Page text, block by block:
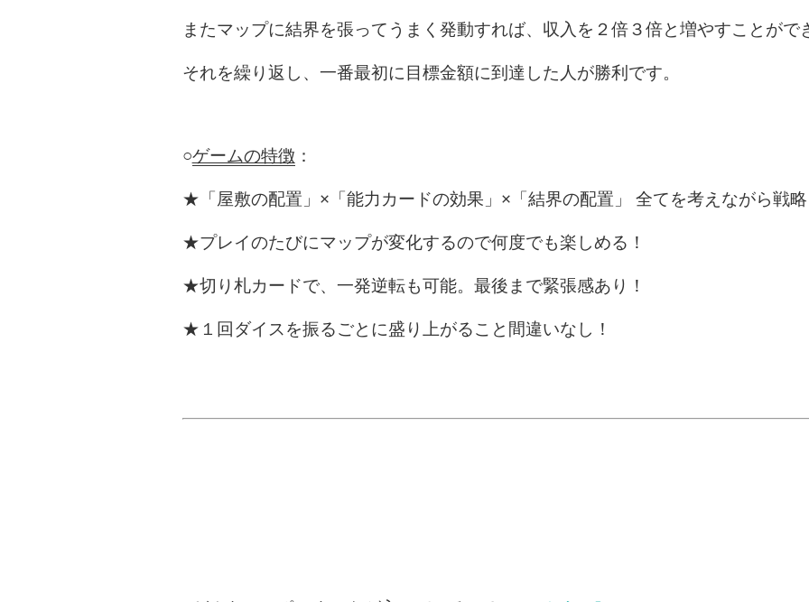
またマップに結界を張ってうまく発動すれば、収入を２倍３倍と増やすことがで
それを繰り返し、一番最初に目標金額に到達した人が勝利です。
○ゲームの特徴 ：
★「屋敷の配置」×「能力カードの効果」×「結界の配置」 全てを考えながら戦
★プレイのたびにマップが変化するので何度でも楽しめる！
★切り札カードで、一発逆転も可能。最後まで緊張感あり！
★１回ダイスを振るごとに盛り上がること間違いなし！